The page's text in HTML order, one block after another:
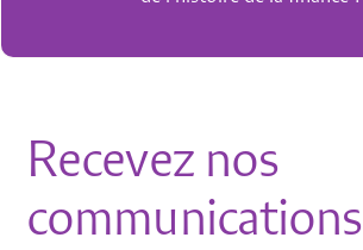
Recevez nos
communications